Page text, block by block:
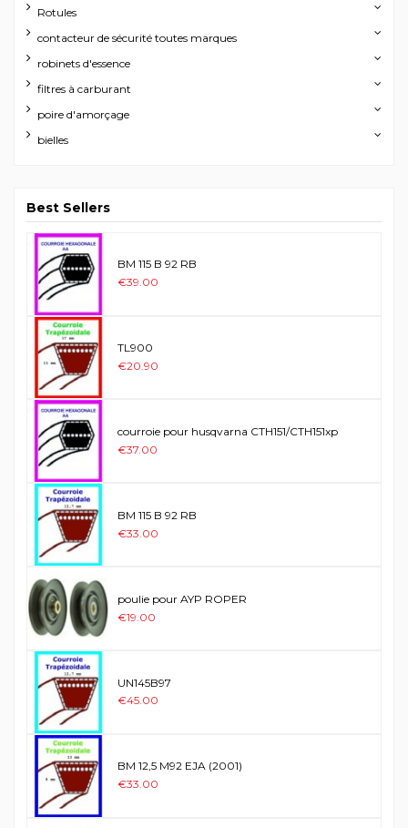
Rotules
contacteur de sécurité toutes marques
robinets d'essence
filtres à carburant
poire d'amorçage
bielles
Best Sellers
BM 115 B 92 RB
€39.00
TL900
€20.90
courroie pour husqvarna CTH151/CTH151xp
€37.00
BM 115 B 92 RB
€33.00
poulie pour AYP ROPER
€19.00
UN145B97
€45.00
BM 12,5 M92 EJA (2001)
€33.00